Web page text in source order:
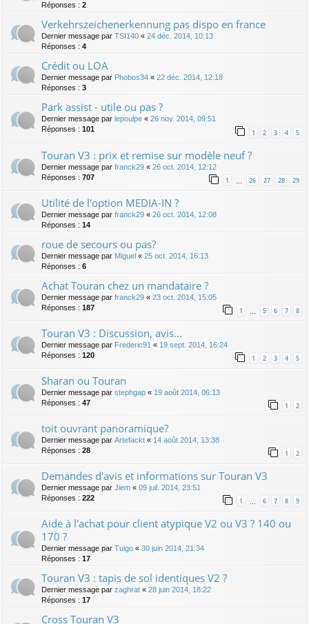
Réponses : 2
Verkehrszeichenerkennung pas dispo en france
Dernier message par TSI140 « 24 déc. 2014, 10:13
Réponses : 4
Crédit ou LOA
Dernier message par Phobos34 « 22 déc. 2014, 12:18
Réponses : 3
Park assist - utile ou pas ?
Dernier message par lepoulpe « 26 nov. 2014, 09:51
Réponses : 101 1 2 3 4 5
Touran V3 : prix et remise sur modèle neuf ?
Dernier message par franck29 « 26 oct. 2014, 12:12
Réponses : 707 1 26 27 28 29
Utilité de l'option MEDIA-IN ?
Dernier message par franck29 « 26 oct. 2014, 12:08
Réponses : 14
roue de secours ou pas?
Dernier message par Miguel « 25 oct. 2014, 16:13
Réponses : 6
Achat Touran chez un mandataire ?
Dernier message par franck29 « 23 oct. 2014, 15:05
Réponses : 187 1 5 6 7 8
Touran V3 : Discussion, avis...
Dernier message par Frederic91 « 19 sept. 2014, 16:24
Réponses : 120 1 2 3 4 5
Sharan ou Touran
Dernier message par stephgap « 19 août 2014, 06:13
Réponses : 47 1 2
toit ouvrant panoramique?
Dernier message par Artefackt « 14 août 2014, 13:38
Réponses : 28 1 2
Demandes d'avis et informations sur Touran V3
Dernier message par Jiem « 09 juil. 2014, 23:51
Réponses : 222 1 … 6 7 8 9
Aide à l'achat pour client atypique V2 ou V3 ? 140 ou
170 ?
Dernier message par Tuigo « 30 juin 2014, 21:34
Réponses : 17
Touran V3 : tapis de sol identiques V2 ?
Dernier message par zaghrat « 28 juin 2014, 18:22
Réponses : 17
Cross Touran V3